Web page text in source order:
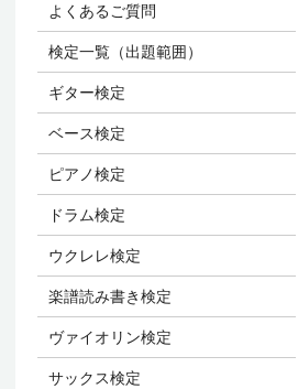
よくあるご質問
検定一覧（出題範囲）
ギター検定
ベース検定
ピアノ検定
ドラム検定
ウクレレ検定
楽譜読み書き検定
ヴァイオリン検定
サックス検定